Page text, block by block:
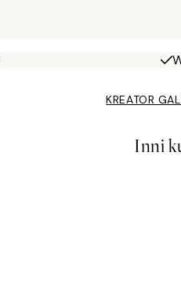
KREATOR
Inni